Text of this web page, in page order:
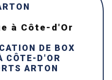
à Côte-d'Or
DE BOX
CÔTE-D'OR
ARTON